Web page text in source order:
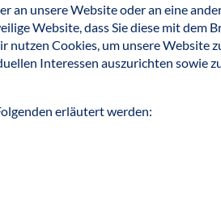
unsere Website oder an eine
Website, dass Sie diese mit dem
Cookies, um unsere Website
Interessen auszurichten sowie
erläutert werden: